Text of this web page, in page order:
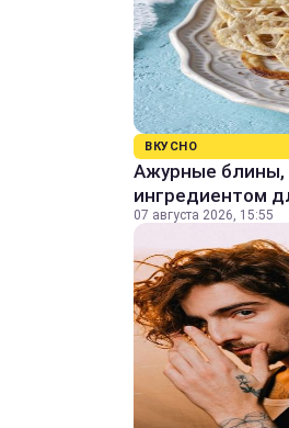
ВКУСНО
Ажурные блины,
ингредиентом
07 августа 2026, 15:55